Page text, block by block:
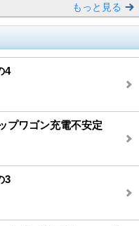
もっと見る
4
プワゴン充電不安定
3